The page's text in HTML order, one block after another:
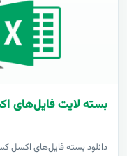
بسته لایت فایل‌های
دانلود بسته فایل‌های اکسل